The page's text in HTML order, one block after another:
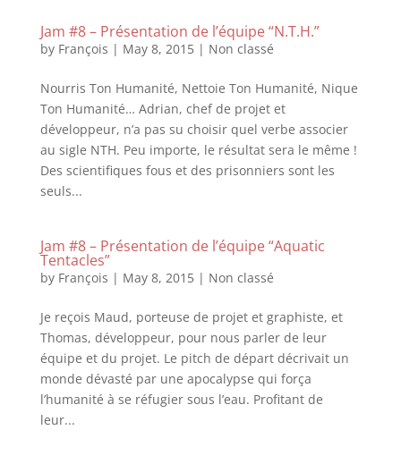
Jam #8 – Présentation de l’équipe “N.T.H.”
by François | May 8, 2015| Non classé
Nourris Ton Humanité, Nettoie Ton Humanité, Nique
Ton Humanité… Adrian, chef de projet et
développeur, n’a pas su choisir quel verbe associer
au sigle NTH. Peu importe, le résultat sera le même !
Des scientifiques fous et des prisonniers sont les
seuls...
Jam #8 – Présentation de l’équipe “Aquatic
Tentacles”
by François | May 8, 2015| Non classé
Je reçois Maud, porteuse de projet et graphiste, et
Thomas, développeur, pour nous parler de leur
équipe et du projet. Le pitch de départ décrivait un
monde dévasté par une apocalypse qui força
l’humanité à se réfugier sous l’eau. Profitant de
leur...